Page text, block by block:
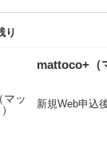
り
mattoco+（